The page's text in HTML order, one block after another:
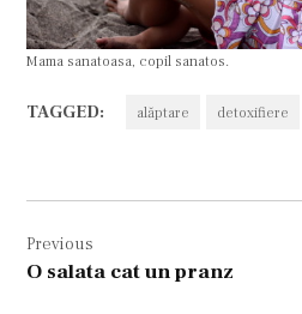
Mama sanatoasa, copil sanatos.
TAGGED: alăptare detoxifiere
în
articole
Previous
O salata cat un pranz